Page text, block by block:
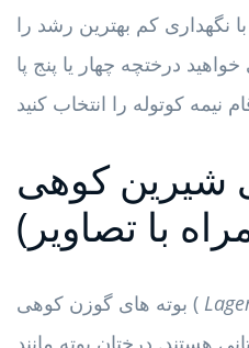
نگهداری کم بهترین رشد را
درختچه چهار یا پنج پا
شیرین کوهی
با تصاویر)
بوته های گوزن کوهی (
هستند. درختان بوته مانند